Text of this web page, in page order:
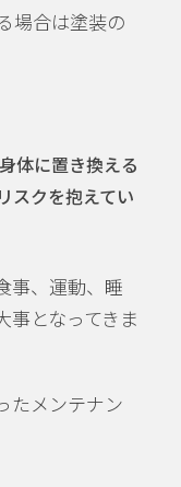
場合は塗装の
体に置き換える
スクを抱えてい
事、運動、睡
事となってきま
たメンテナン